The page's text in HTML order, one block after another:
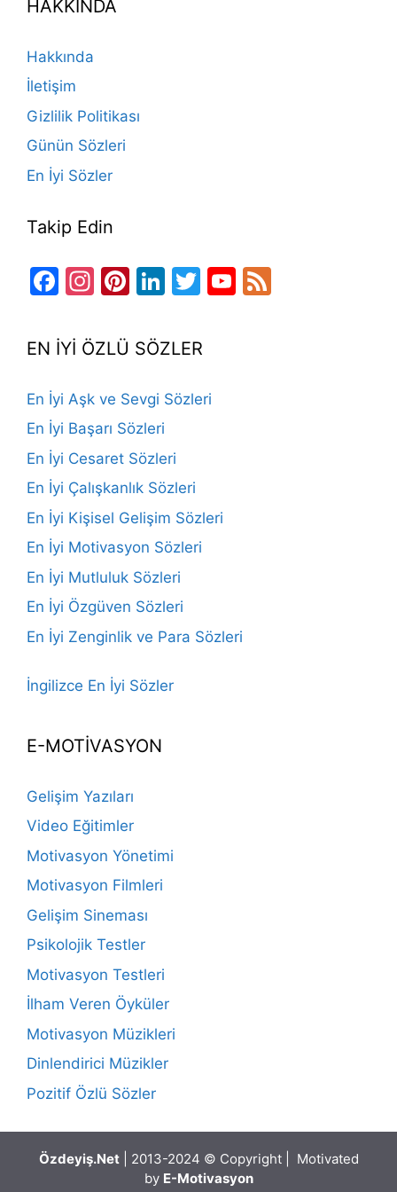
b
o
o
k
a
HAKKINDA
Hakkında
İletişim
Gizlilik Politikası
Günün Sözleri
En İyi Sözler
Takip Edin
Facebook
Instagram
Pinterest
LinkedIn
TwitterYouTube
EN İYİ ÖZLÜ SÖZLER
En İyi Aşk ve Sevgi Sözleri
En İyi Başarı Sözleri
En İyi Cesaret Sözleri
En İyi Çalışkanlık Sözleri
En İyi Kişisel Gelişim Sözleri
En İyi Motivasyon Sözleri
En İyi Mutluluk Sözleri
En İyi Özgüven Sözleri
En İyi Zenginlik ve Para Sözleri
İngilizce En İyi Sözler
E-MOTİVASYON
Gelişim Yazıları
Video Eğitimler
Motivasyon Yönetimi
Motivasyon Filmleri
Gelişim Sineması
Psikolojik Testler
Motivasyon Testleri
İlham Veren Öyküler
Motivasyon Müzikleri
Dinlendirici Müzikler
Pozitif Özlü Sözler
Özdeyiş.Net| 2013-2024 © Copyright | Motivated
by E-Motivasyon